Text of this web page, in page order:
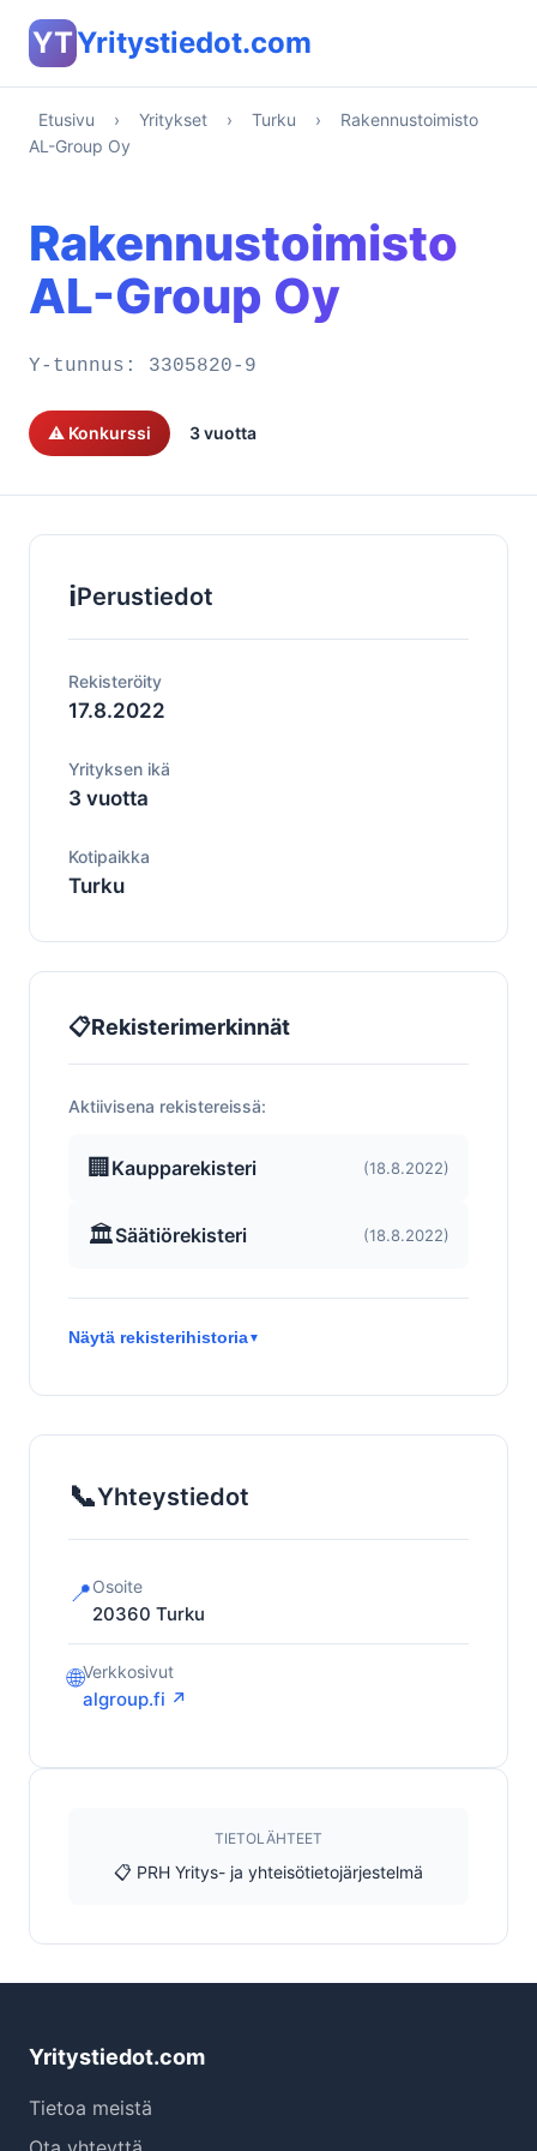
YTYritystiedot.com
Etusivu › Yritykset › Turku ›
Rakennustoimisto
AL-Group Oy
Rakennustoimisto
AL-Group Oy
Y-tunnus: 3305820-9
⚠️ Konkurssi 3 vuotta
ℹ️Perustiedot
Rekisteröity
17.8.2022
Yrityksen ikä
3 vuotta
Kotipaikka
Turku
📋Rekisterimerkinnät
Aktiivisena rekistereissä:
🏢 Kaupparekisteri (18.8.2022)
🏛️Säätiörekisteri (18.8.2022)
Näytä rekisterihistoria▼
📞Yhteystiedot
📍Osoite
20360 Turku
🌐Verkkosivut
algroup.fi ↗
TIETOLÄHTEET
📋 PRH Yritys- ja yhteisötietojärjestelmä
Yritystiedot.com
Tietoa meistä